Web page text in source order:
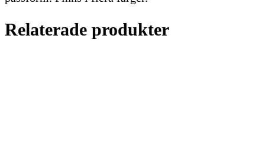
Relaterade produkter